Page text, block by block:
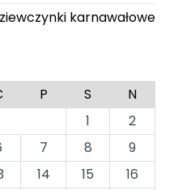
karnawałowe
P S
N
1
2
7 8
9
14 15
16